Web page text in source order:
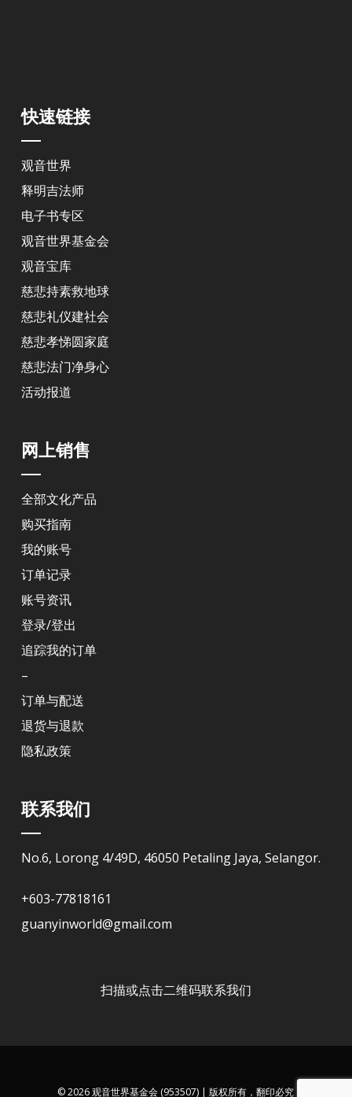
快速链接
观音世界
释明吉法师
电子书专区
观音世界基金会
观音宝库
慈悲持素救地球
慈悲礼仪建社会
慈悲孝悌圆家庭
慈悲法门净身心
活动报道
网上销售
全部文化产品
购买指南
我的账号
订单记录
账号资讯
登录/登出
追踪我的订单
–
订单与配送
退货与退款
隐私政策
联系我们
No.6, Lorong 4/49D, 46050 Petaling Jaya, Selangor.
+603-77818161
guanyinworld@gmail.com
扫描或点击二维码联系我们
© 2026 观音世界基金会 (953507) | 版权所有，翻印必究